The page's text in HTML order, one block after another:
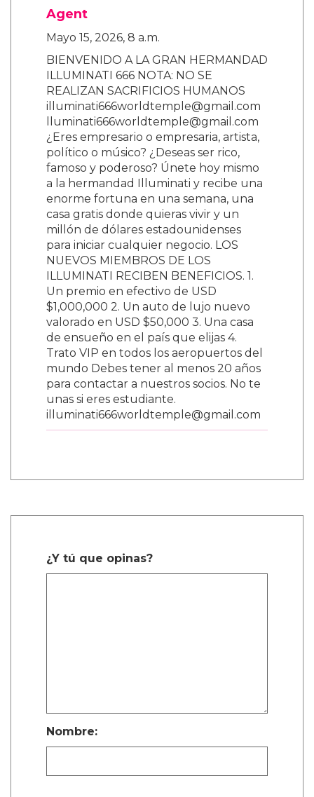
Agent
Mayo 15, 2026, 8 a.m.
BIENVENIDO A LA GRAN HERMANDAD
ILLUMINATI 666 NOTA: NO SE
REALIZAN SACRIFICIOS HUMANOS
illuminati666worldtemple@gmail.com
lluminati666worldtemple@gmail.com
¿Eres empresario o empresaria, artista,
político o músico? ¿Deseas ser rico,
famoso y poderoso? Únete hoy mismo
a la hermandad Illuminati y recibe una
enorme fortuna en una semana, una
casa gratis donde quieras vivir y un
millón de dólares estadounidenses
para iniciar cualquier negocio. LOS
NUEVOS MIEMBROS DE LOS
ILLUMINATI RECIBEN BENEFICIOS. 1.
Un premio en efectivo de USD
$1,000,000 2. Un auto de lujo nuevo
valorado en USD $50,000 3. Una casa
de ensueño en el país que elijas 4.
Trato VIP en todos los aeropuertos del
mundo Debes tener al menos 20 años
para contactar a nuestros socios. No te
unas si eres estudiante.
illuminati666worldtemple@gmail.com
¿Y tú que opinas?
Nombre: